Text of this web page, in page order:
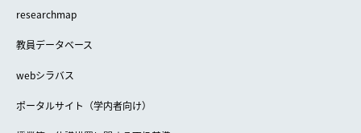
researchmap
教員データベース
webシラバス
ポータルサイト（学内者向け）